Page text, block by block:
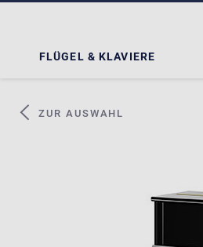
FLÜGEL & KLAVIERE
ZUR AUSWAHL